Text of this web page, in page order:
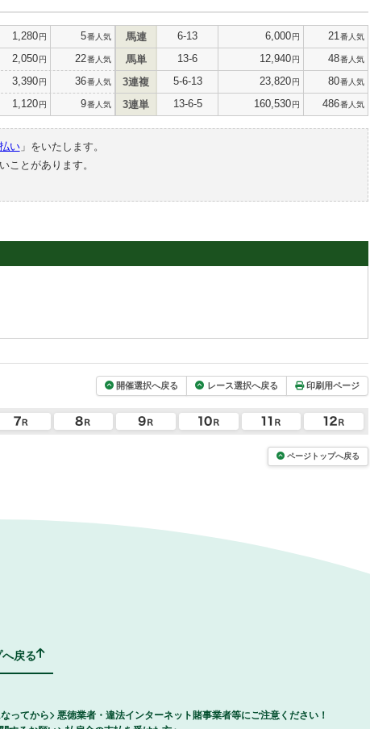
1,280円 5番人気
2,050円 22番人気
3,390円 36番人気
1,120円 9番人気
馬連 6-13 6,000円 21 番人気
馬単 13-6 12,940円 48番人気
3連複 5-6-13 23,820円 80番人気
3連単 13-6-5 160,530円 486番人気
い」をいたします。
ことがあります。
開催選択へ戻る レース選択へ戻る 印刷用ページ
ページトップへ戻る
戻る
ってから
悪徳業者・違法インターネット賭事業者等にご注意ください！